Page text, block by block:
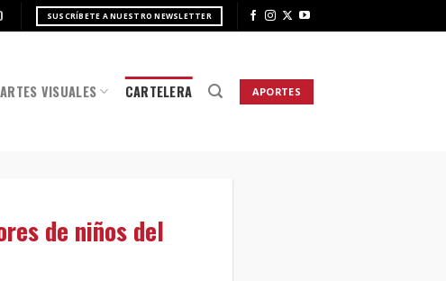
SUSCRÍBETE A NUESTRO NEWSLETTER
ARTES VISUALES CARTELERA APORTES
de niños del